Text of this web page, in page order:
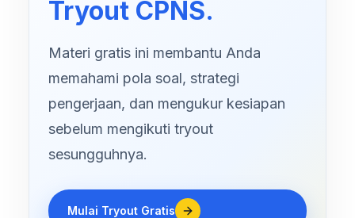
Tryout CPNS.
Materi gratis ini membantu Anda
memahami pola soal, strategi
pengerjaan, dan mengukur kesiapan
sebelum mengikuti tryout
sesungguhnya.
Mulai Tryout Gratis